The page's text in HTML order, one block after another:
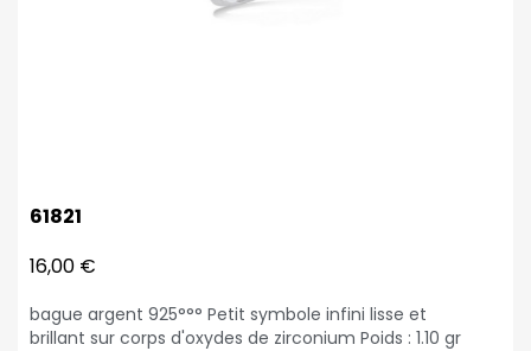
61821
16,00 €
bague argent 925°°° Petit symbole infini lisse et
brillant sur corps d'oxydes de zirconium Poids : 1.10 gr